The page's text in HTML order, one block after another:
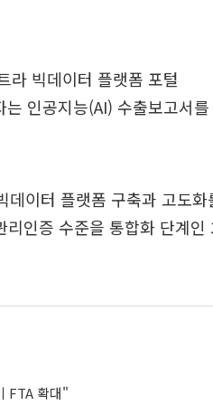
라 빅데이터 플랫폼 포털
인공지능(AI) 수출보고서를
이터 플랫폼 구축과 고도
인증 수준을 통합화 단계인
FTA 확대"